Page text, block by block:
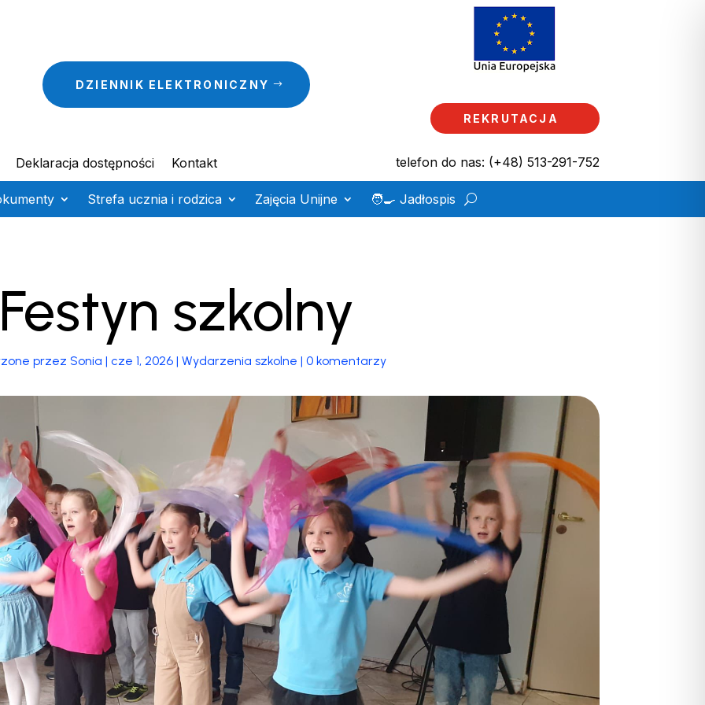
DZIENNIK ELEKTRONICZNY
REKRUTACJA
Deklaracja dostępności Kontakt telefon do nas: (+48) 513-291-752
Strefa ucznia i rodzica Zajęcia Unijne 🧑‍🍳 Jadłospis
szkolny
przez Sonia | cze 1, 2026| Wydarzenia szkolne | 0 komentarzy